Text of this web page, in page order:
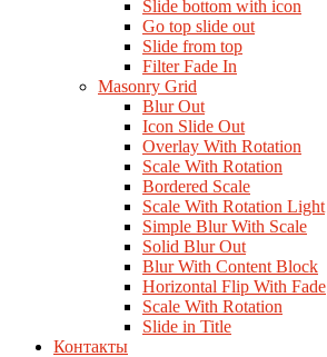
Slide bottom with icon
Go top slide out
Slide from top
Filter Fade In
Masonry Grid
Blur Out
Icon Slide Out
Overlay With Rotation
Scale With Rotation
Bordered Scale
Scale With Rotation Light
Simple Blur With Scale
Solid Blur Out
Blur With Content Block
Horizontal Flip With Fade
Scale With Rotation
Slide in Title
Контакты